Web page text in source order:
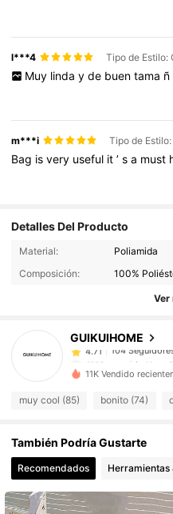
l***4
Muy linda y de buen tama ñ
m***i
Bag isvery useful it’sa must
Detalles Del Producto
Material:
Poliamida
Composición:
100%
Ver
GUIKUIHOME
104 Seguidores
104 Seguidores
4.71
104 Seguidores
A***r
seguidoHace 1
4.71
4.71 104 Seguidores
4.71 104
4.71 104
11K Vendido
muy cool (85) bonito (74)
También Podría Gustarte
Recomendados Herramientas